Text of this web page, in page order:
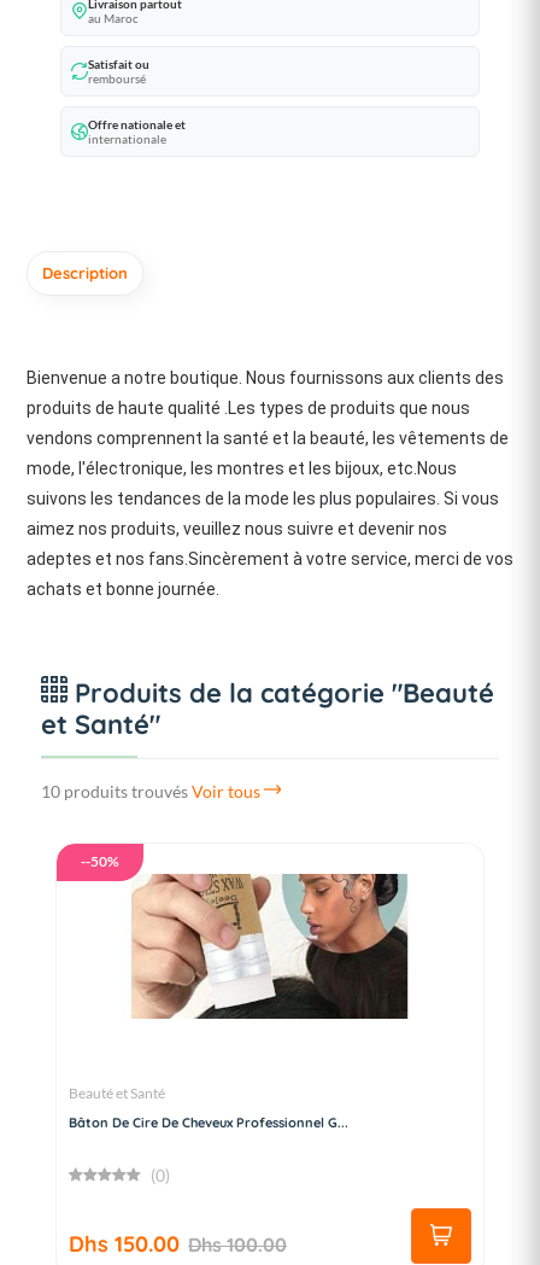
Livraison partout
au Maroc
Satisfait ou
remboursé
Offre nationale et
internationale
Description
Bienvenue a notre boutique. Nous fournissons aux clients des
produits de haute qualité .Les types de produits que nous
vendons comprennent la santé et la beauté, les vêtements de
mode, l'électronique, les montres et les bijoux, etc.Nous
suivons les tendances de la mode les plus populaires. Si vous
aimez nos produits, veuillez nous suivre et devenir nos
adeptes et nos fans.Sincèrement à votre service, merci de vos
achats et bonne journée.
Produits de la catégorie "Beauté
et Santé"
10 produits trouvésVoir tous
--50%
Beauté et Santé
Bâton De Cire De Cheveux Professionnel G...
(0)
Dhs 150.00 Dhs 100.00